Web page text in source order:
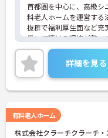
首都圏を中心に、高級
料老人ホームを運営する
抜群で福利厚生面など充
働いて頂ける環境が整っ
20日と多くワークライ
イベートの時間も大切に
る方はぜひお気軽にお問
詳細を見る
有料老人ホーム
株式会社クラーチクラーチ